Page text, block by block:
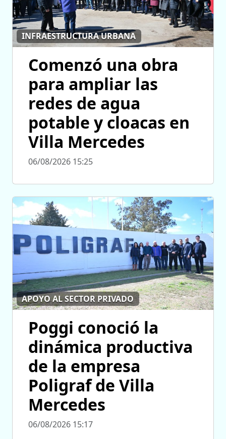
INFRAESTRUCTURA URBANA
Comenzó una obra
para ampliar las
redes de agua
potable y cloacas en
Villa Mercedes
06/08/2026 15:25
APOYO AL SECTOR PRIVADO
Poggi conoció la
dinámica productiva
de la empresa
Poligraf de Villa
Mercedes
06/08/2026 15:17